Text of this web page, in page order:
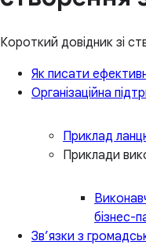
Короткий довідник зі
Як писати
Організаційна
Приклад
Приклади
бізнес-
Зв’язки з